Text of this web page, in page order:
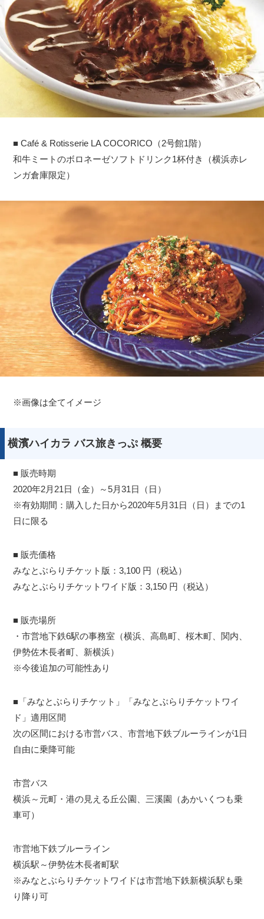
■ Café & Rotisserie LA COCORICO（2号館1階）
和牛ミートのボロネーゼソフトドリンク1杯付き（横浜赤レ
ンガ倉庫限定）
※画像は全てイメージ
横濱ハイカラ バス旅きっぷ 概要
■ 販売時期
2020年2月21日（金）～5月31日（日）
※有効期間：購入した日から2020年5月31日（日）までの1
日に限る
■ 販売価格
みなとぶらりチケット版：3,100 円（税込）
みなとぶらりチケットワイド版：3,150 円（税込）
■ 販売場所
・市営地下鉄6駅の事務室（横浜、高島町、桜木町、関内、
伊勢佐木長者町、新横浜）
※今後追加の可能性あり
■「みなとぶらりチケット」「みなとぶらりチケットワイ
ド」適用区間
次の区間における市営バス、市営地下鉄ブルーラインが1日
自由に乗降可能
市営バス
横浜～元町・港の見える丘公園、三溪園（あかいくつも乗
車可）
市営地下鉄ブルーライン
横浜駅～伊勢佐木長者町駅
※みなとぶらりチケットワイドは市営地下鉄新横浜駅も乗
り降り可